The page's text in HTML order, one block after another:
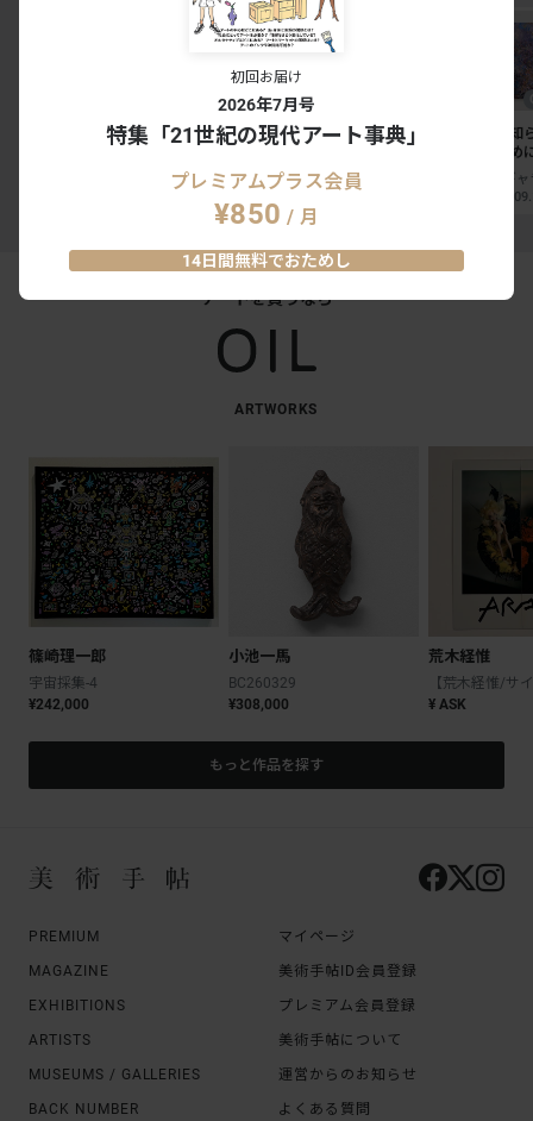
フェルメール《真珠の耳飾
大阪中之島美術館｜大阪
The 50th Anniversary
そごう美術館｜神奈川
坂本夏子「知
交信するため
2026.08.22 -
アートを買うなら
ARTWORKS
篠崎理一郎
宇宙採集-4
¥242,000
小池一馬
BC260329
¥308,000
荒木経惟
¥ ASK
もっと作品を探す
PREMIUM
MAGAZINE
EXHIBITIONS
ARTISTS
MUSEUMS / GALLERIES
BACK NUMBER
マイページ
美術手帖ID会員登録
プレミアム会員登録
美術手帖について
運営からのお知らせ
よくある質問
初回お届け
2026年7月号
特集「21世紀の現代アート事典」
プレミアムプラス会員
¥850 / 月
14日間無料でおためし